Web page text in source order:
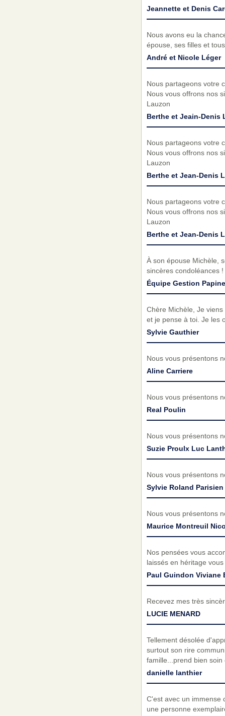
Jeannette et Denis
Nous avons eu la
épouse, ses filles et
André et Nicole Léger
Nous partageons votre
Nous vous offrons nos
Lauzon
Berthe et Jeain-Denis
Nous partageons votre
Nous vous offrons nos
Lauzon
Berthe et Jean-Denis
Nous partageons votre
Nous vous offrons nos
Lauzon
Berthe et Jean-Denis
À son épouse Michèle,
sincères condoléances !
Équipe Gestion
Chère Michèle, Je
et je pense à toi. Je les
Sylvie Gauthier
Nous vous présentons
Aline Carriere
Nous vous présentons
Real Poulin
Nous vous présentons
Suzie Proulx Luc
Nous vous présentons
Sylvie Roland
Nous vous présentons
Maurice Montreuil
Nos pensées vous
laissés en héritage
Paul Guindon Viviane
Recevez mes très
LUCIE MENARD
Tellement désolée
surtout son rire
famille...prend bien
danielle lanthier
C'est avec un immense
une personne